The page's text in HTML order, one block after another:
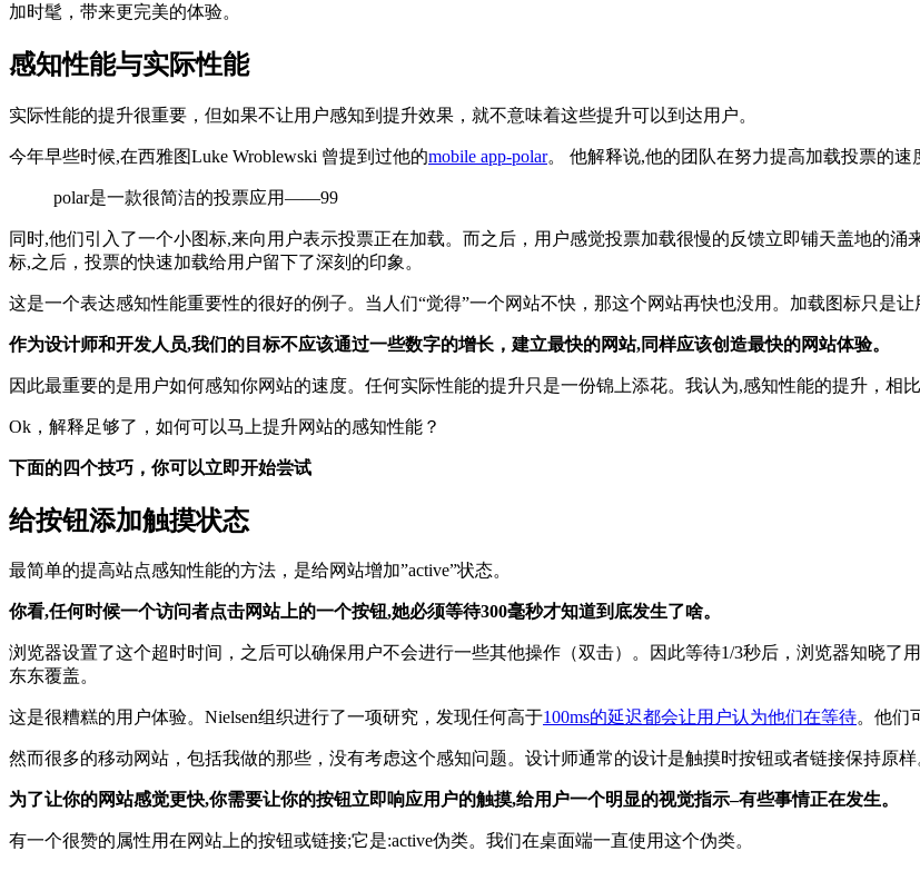
加时髦，带来更完美的体验。
感知性能与实际性能
实际性能的提升很重要，但如果不让用户感知到提升效果，就不意味着这些提升可以到达用户。
今年早些时候,在西雅图Luke Wroblewski 曾提到过他的mobile app-polar。 他解释说,他的团队在努力提高加载投票的速
polar是一款很简洁的投票应用——99
同时,他们引入了一个小图标,来向用户表示投票正在加载。而之后，用户感觉投票加载很慢的反馈立即铺天盖地的
标,之后，投票的快速加载给用户留下了深刻的印象。
这是一个表达感知性能重要性的很好的例子。当人们“觉得”一个网站不快，那这个网站再快也没用。加载图标只是
作为设计师和开发人员,我们的目标不应该通过一些数字的增长，建立最快的网站,同样应该创造最快的网站体验。
因此最重要的是用户如何感知你网站的速度。任何实际性能的提升只是一份锦上添花。我认为,感知性能的提升，相
Ok，解释足够了，如何可以马上提升网站的感知性能？
下面的四个技巧，你可以立即开始尝试
给按钮添加触摸状态
最简单的提高站点感知性能的方法，是给网站增加”active”状态。
你看,任何时候一个访问者点击网站上的一个按钮,她必须等待300毫秒才知道到底发生了啥。
浏览器设置了这个超时时间，之后可以确保用户不会进行一些其他操作（双击）。因此等待1/3秒后，浏览器知晓
东东覆盖。
这是很糟糕的用户体验。Nielsen组织进行了一项研究，发现任何高于100ms的延迟都会让用户认为他们在等待。他们
然而很多的移动网站，包括我做的那些，没有考虑这个感知问题。设计师通常的设计是触摸时按钮或者链接保持原样
为了让你的网站感觉更快,你需要让你的按钮立即响应用户的触摸,给用户一个明显的视觉指示–有些事情正在发生。
有一个很赞的属性用在网站上的按钮或链接;它是:active伪类。我们在桌面端一直使用这个伪类。